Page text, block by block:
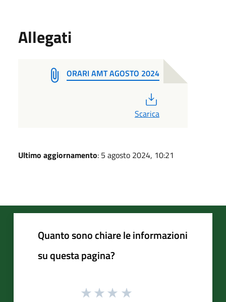
Allegati
ORARI AMT AGOSTO 2024
Scarica
Ultimo aggiornamento: 5 agosto 2024, 10:21
Quanto sono chiare le informazioni
su questa pagina?